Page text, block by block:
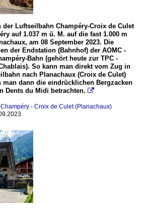
Luftseilbahn Champéry-Croix de Culet
auf 1.037 m ü. M. auf die fast 1.000 m
am 08 September 2023. Die
der Endstation (Bahnhof) der AOMC -
Bahn (gehört heute zur TPC -
So kann man direkt vom Zug in
nach Planachaux (Croix de Culet)
man dann die eindrücklichen Bergzacken
Dents du Midi betrachten. 
- Croix de Culet (Planachaux)